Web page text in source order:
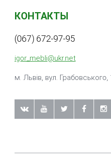
КОНТАКТЫ
(067) 672-97-95
igor_mebli@ukr.net
м. Львiв, вул. Грабовського,